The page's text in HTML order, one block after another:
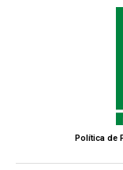
Política de